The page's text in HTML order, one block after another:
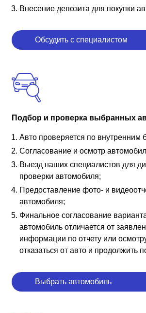
Внесение депозита для покупки
Обсудить с специалистом
Подбор и проверка выбранных
Авто проверяется по внутренним
Согласование и осмотр
Выезд наших специалистов для
проверки автомобиля;
Предоставление фото- и
автомобиля;
Финальное согласование
автомобиль отличается от
информации по отчету или
отказаться от авто и продолжить
Выбрать автомобиль